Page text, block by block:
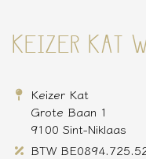
KEIZER KAT
Keizer Kat
Grote Baan 1
9100 Sint-Niklaas
BTW